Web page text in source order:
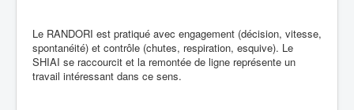
Le RANDORI est pratiqué avec engagement (décision, vitesse,
spontanéité) et contrôle (chutes, respiration, esquive). Le
SHIAI se raccourcit et la remontée de ligne représente un
travail intéressant dans ce sens.